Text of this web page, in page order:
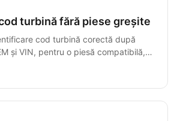
turbină fără piese greșite
cod turbină corectă după
și VIN, pentru o piesă compatibilă,